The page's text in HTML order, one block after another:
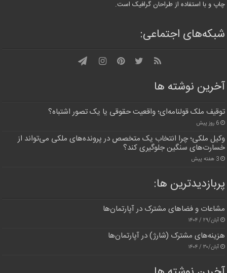
چاپ و با استفاده از طراحان گرافیک است.
شبکه‌های اجتماعی:
آخرین نوشته ها
توقیف ملک قولنامه‌ای؛ واقعیت حقوقی یا یک تصور اشتباه؟
6 روز پیش
وکیل ملکی؛ چرا انتخاب یک متخصص در پرونده‌های ملکی می‌تواند از
خسارت‌های سنگین جلوگیری کند؟
3 هفته پیش
پربازدیدترین‌ ها:
مشاعات و فضاهای مشترک در آپارتمان‌ها
آبان/۲۹ / ۱۴۰۴
هزینه‌های مشترک (شارژ) در آپارتمان‌ها
آبان/۳۰ / ۱۴۰۴